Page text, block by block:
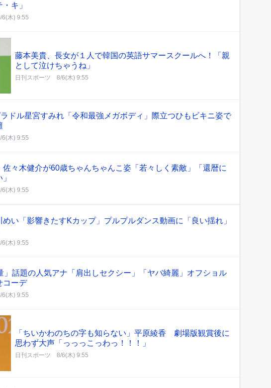
キ」
6(木) 9:55
藤本美貴、長女が１人で韓国の英語サマースクールへ！「親
として泣けちゃうね」
日刊スポーツ 8/6(木) 9:55
ドル星宮すみれ「令和最強メガボディ」際立つひもビキニ姿で
6(木) 9:55
佐々木健介が60歳ちゃんちゃんこ姿「若々しく素敵」「還暦に
6(木) 9:55
めい「影響きたすKカップ」プルプルダンス動画に「良い揺れ」
6(木) 9:55
」話題の人気アナ「肩出しセクシー」「ヤバ綺麗」オフショル
コーデ
6(木) 9:55
「ちいかわのちの字も知らない」平原綾香 劇場版観賞後に
思わず大声「っっっこっわっ！！！」
日刊スポーツ 8/6(木) 9:55